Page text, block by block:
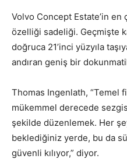
Volvo Concept Estate’in en
özelliği sadeliği. Geçmişte
doğruca 21’inci yüzyıla
andıran geniş bir
Thomas Ingenlath, “Temel
mükemmel derecede
şekilde düzenlemek. Her
beklediğiniz yerde, bu da
güvenli kılıyor,” diyor.